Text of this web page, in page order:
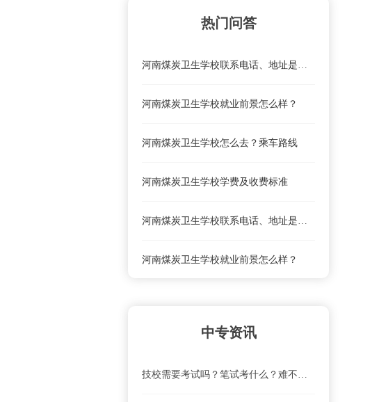
热门问答
河南煤炭卫生学校联系电话、地址是什么？
河南煤炭卫生学校就业前景怎么样？
河南煤炭卫生学校怎么去？乘车路线
河南煤炭卫生学校学费及收费标准
河南煤炭卫生学校联系电话、地址是什么？
河南煤炭卫生学校就业前景怎么样？
河南煤炭卫生学校学费及收费标准
中专资讯
技校需要考试吗？笔试考什么？难不难？